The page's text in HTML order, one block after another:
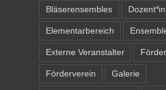
Bläserensembles
Elementarbereich
Externe Veranstalter
Förderverein Galerie